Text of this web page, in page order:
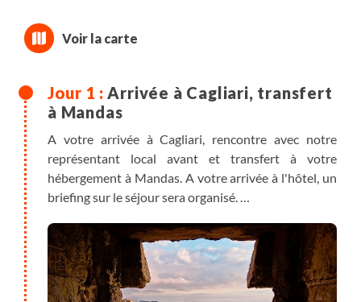
Arrivée à Cagliari, transfert
à Mandas
A votre arrivée à Cagliari, rencontre avec notre
représentant local avant et transfert à votre
hébergement à Mandas. A votre arrivée à l'hôtel, un
briefing sur le séjour sera organisé.
Le reste de la journée est libre, vous pourrez visiter
les sites naturels et minéralogiques aux alentours.
Mandas est une petite ville du cœur de la région
agricole de Marmilla, fréquentée depuis l'ère